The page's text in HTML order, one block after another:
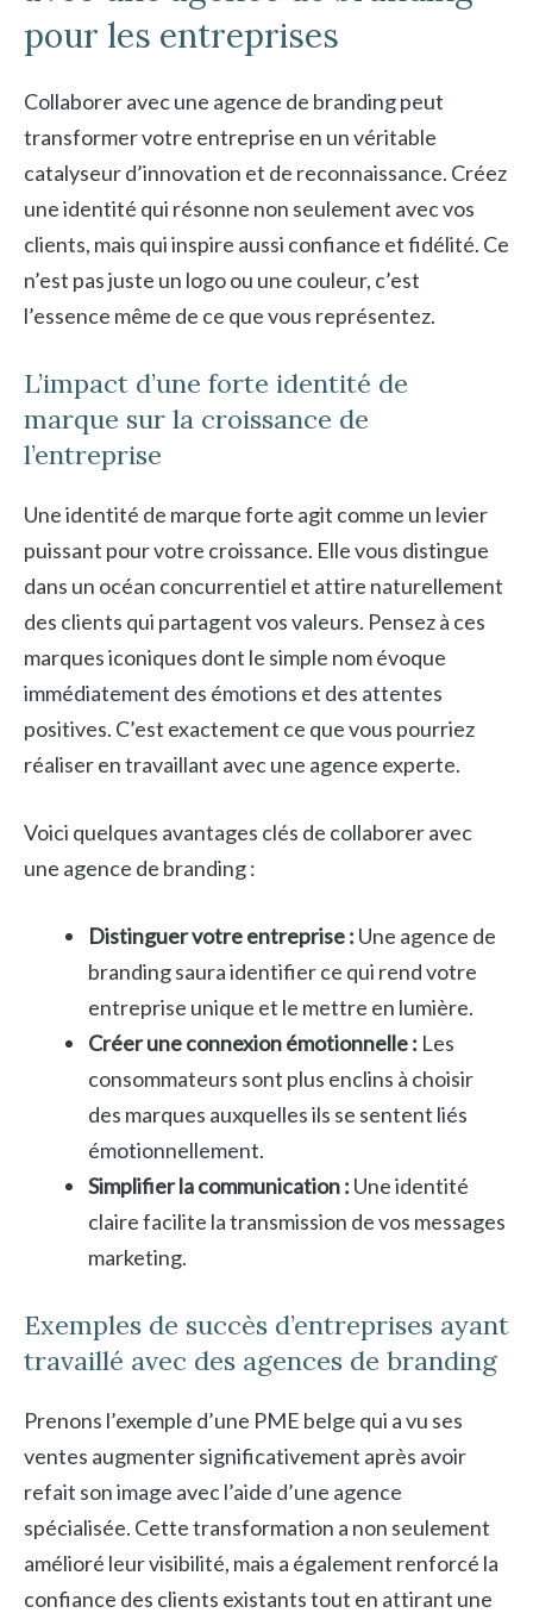
pour les entreprises
Collaborer avec une agence de branding peut
transformer votre entreprise en un véritable
catalyseur d’innovation et de reconnaissance. Créez
une identité qui résonne non seulement avec vos
clients, mais qui inspire aussi confiance et fidélité. Ce
n’est pas juste un logo ou une couleur, c’est
l’essence même de ce que vous représentez.
L’impact d’une forte identité de
marque sur la croissance de
l’entreprise
Une identité de marque forte agit comme un levier
puissant pour votre croissance. Elle vous distingue
dans un océan concurrentiel et attire naturellement
des clients qui partagent vos valeurs. Pensez à ces
marques iconiques dont le simple nom évoque
immédiatement des émotions et des attentes
positives. C’est exactement ce que vous pourriez
réaliser en travaillant avec une agence experte.
Voici quelques avantages clés de collaborer avec
une agence de branding :
Distinguer votre entreprise : Une agence de
branding saura identifier ce qui rend votre
entreprise unique et le mettre en lumière.
Créer une connexion émotionnelle : Les
consommateurs sont plus enclins à choisir
des marques auxquelles ils se sentent liés
émotionnellement.
Simplifier la communication : Une identité
claire facilite la transmission de vos messages
marketing.
Exemples de succès d’entreprises ayant
travaillé avec des agences de branding
Prenons l’exemple d’une PME belge qui a vu ses
ventes augmenter significativement après avoir
refait son image avec l’aide d’une agence
spécialisée. Cette transformation a non seulement
amélioré leur visibilité, mais a également renforcé la
confiance des clients existants tout en attirant une